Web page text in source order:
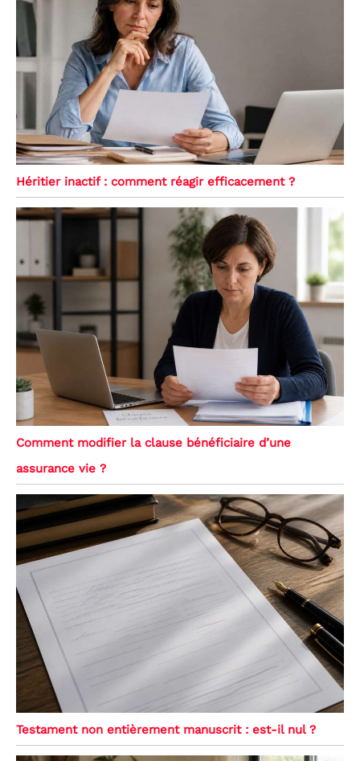
Héritier inactif : comment réagir efficacement ?
Comment modifier la clause bénéficiaire d’une
assurance vie ?
Testament non entièrement manuscrit : est-il nul ?